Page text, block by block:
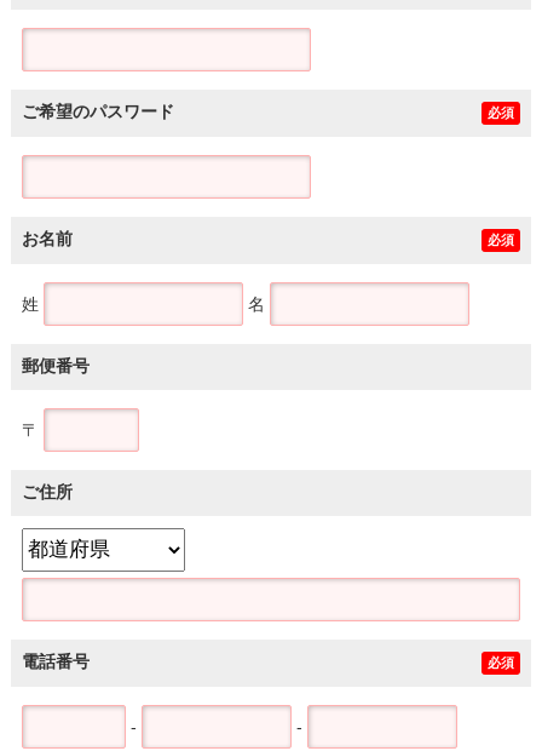
ご希望のパスワード 必須
お名前 必須
姓 名
郵便番号
〒
ご住所
電話番号 必須
- -